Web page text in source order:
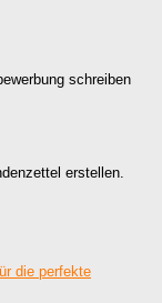
schreiben
erstellen.